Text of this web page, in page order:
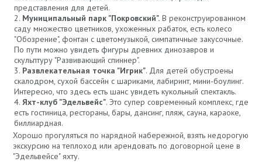
представления для детей.
Муниципальный парк "Покровский".В реконструированном
саду множество цветников, ухоженных рабаток, есть колесо
"Обозрение", фонтан с цветомузыкой, симпатичные закусочные.
По пути можно увидеть фигуры древних динозавров и
скульптуру "Развивающий спиннер".
Развлекательная точка "Игрик". Для детей обустроены
скалодром, сухой бассейн с шариками, лабиринт, мини-боулинг.
Интересно, что здесь есть шанс увидеть кукольный спектакль.
Яхт-клуб "Эдельвейс". Это супер современный комплекс, где
есть гостиница, рестораны, бары, дансинг, пляж, сауна, караоке,
биллиардная.
Хорошо прогуляться по нарядной набережной, взять недорогую
экскурсию на теплоход или арендовать по договорной цене в
"Эдельвейсе" яхту.